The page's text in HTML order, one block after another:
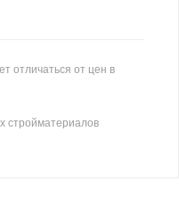
отличаться от цен в
стройматериалов